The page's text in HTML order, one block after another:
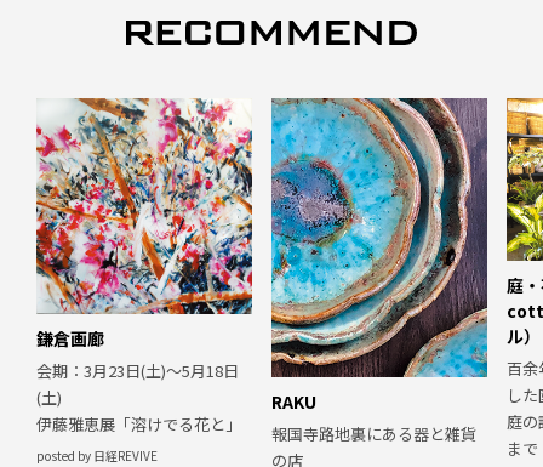
鎌倉画廊
会期：3月23日(土)〜5月18日
(土)
伊藤雅恵展「溶けでる花と」
posted by 日経REVIVE
RAKU
報国寺路地裏にある器と雑貨
の店
庭
ル）
百余
し
庭
まで